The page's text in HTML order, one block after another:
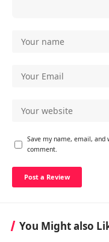
Save my name, email,
comment.
You Might also